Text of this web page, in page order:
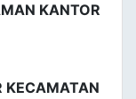
KANTOR
KECAMATAN